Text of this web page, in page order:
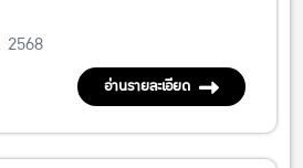
อ่านรายละเอียด